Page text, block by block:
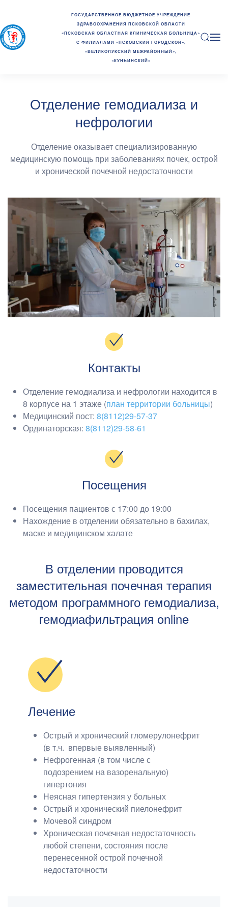
ГОСУДАРСТВЕННОЕ БЮДЖЕТНОЕ УЧРЕЖДЕНИЕ
ЗДРАВООХРАНЕНИЯ ПСКОВСКОЙ ОБЛАСТИ
«ПСКОВСКАЯ ОБЛАСТНАЯ КЛИНИЧЕСКАЯ БОЛЬНИЦА»
С ФИЛИАЛАМИ «ПСКОВСКИЙ ГОРОДСКОЙ»,
«ВЕЛИКОЛУКСКИЙ МЕЖРАЙОННЫЙ»,
«КУНЬИНСКИЙ»
Отделение гемодиализа и
нефрологии
Отделение оказывает специализированную
медицинскую помощь при заболеваниях почек, острой
и хронической почечной недостаточности
Контакты
Отделение гемодиализа и нефрологии находится в
8 корпусе на 1 этаже (план территории больницы)
Медицинский пост: 8(8112)29-57-37
Ординаторская: 8(8112)29-58-61
Посещения
Посещения пациентов с 17:00 до 19:00
Нахождение в отделении обязательно в бахилах,
маске и медицинском халате
В отделении проводится
заместительная почечная терапия
методом программного гемодиализа,
гемодиафильтрация online
Лечение
Острый и хронический гломерулонефрит
(в т.ч. впервые выявленный)
Нефрогенная (в том числе с
подозрением на вазоренальную)
гипертония
Неясная гипертензия у больных
Острый и хронический пиелонефрит
Мочевой синдром
Хроническая почечная недостаточность
любой степени, состояния после
перенесенной острой почечной
недостаточности